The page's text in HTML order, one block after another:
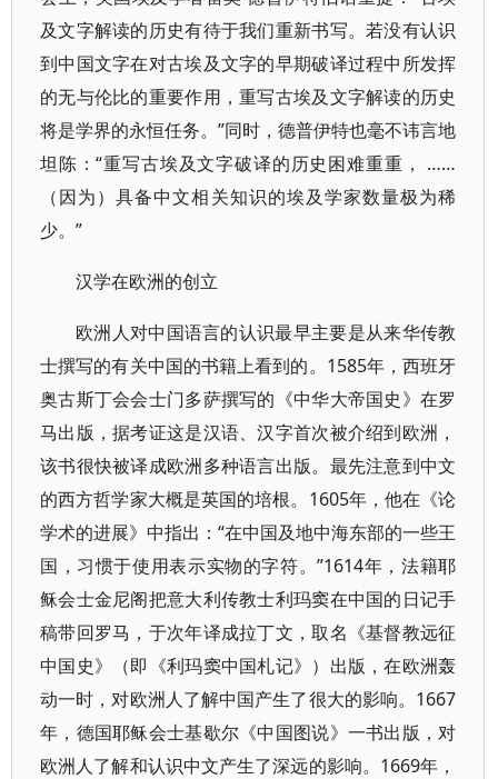
及文字解读的历史有待于我们重新书写。若没有认识
到中国文字在对古埃及文字的早期破译过程中所发挥
的无与伦比的重要作用，重写古埃及文字解读的历史
将是学界的永恒任务。”同时，德普伊特也毫不讳言地
坦陈：“重写古埃及文字破译的历史困难重重， ……
（因为）具备中文相关知识的埃及学家数量极为稀
少。”
汉学在欧洲的创立
欧洲人对中国语言的认识最早主要是从来华传教
士撰写的有关中国的书籍上看到的。1585年，西班牙
奥古斯丁会会士门多萨撰写的《中华大帝国史》在罗
马出版，据考证这是汉语、汉字首次被介绍到欧洲，
该书很快被译成欧洲多种语言出版。最先注意到中文
的西方哲学家大概是英国的培根。1605年，他在《论
学术的进展》中指出：“在中国及地中海东部的一些王
国，习惯于使用表示实物的字符。”1614年，法籍耶
稣会士金尼阁把意大利传教士利玛窦在中国的日记手
稿带回罗马，于次年译成拉丁文，取名《基督教远征
中国史》（即《利玛窦中国札记》）出版，在欧洲轰
动一时，对欧洲人了解中国产生了很大的影响。1667
年，德国耶稣会士基歇尔《中国图说》一书出版，对
欧洲人了解和认识中文产生了深远的影响。1669年，